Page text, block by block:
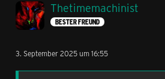
Thetimemachinist
BESTER FREUND
3. September 2025 um 16:55